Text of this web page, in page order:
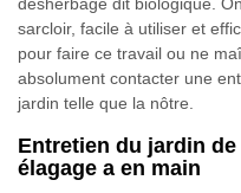
sarcloir, facile à utiliser et
pour faire ce travail ou ne
absolument contacter une
jardin telle que la nôtre.
Entretien du jardin
élagage a en main